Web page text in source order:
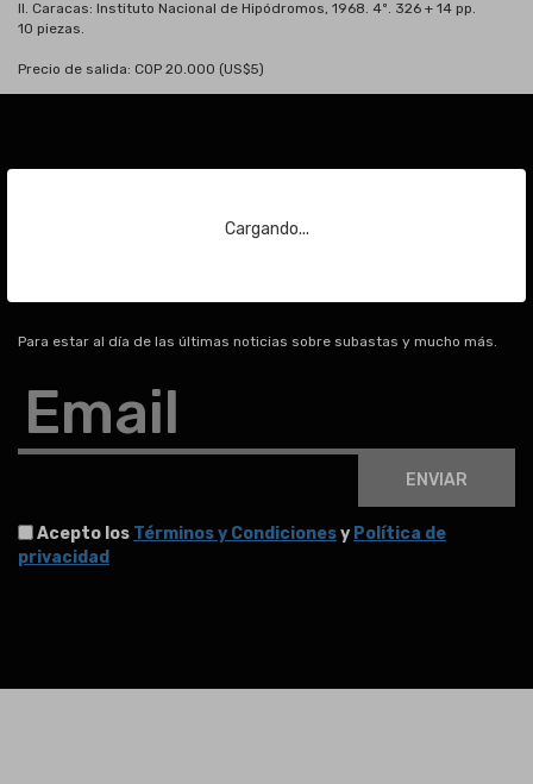
Cargando...
II. Caracas: Instituto Nacional de Hipódromos, 1968. 4º. 326 + 14 pp.
10 piezas.
Precio de salida: COP 20.000 (US$5)
Suscríbase a nuestra
Para estar al día de las últimas noticias sobre subastas y mucho más.
Email
ENVIAR
Acepto los Términos y Condicionesy Política de
privacidad